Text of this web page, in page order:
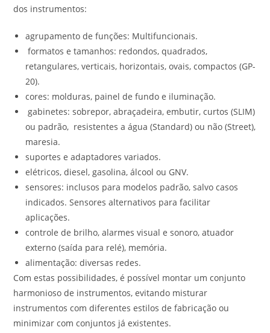
dos instrumentos:
agrupamento de funções: Multifuncionais.
formatos e tamanhos: redondos, quadrados,
retangulares, verticais, horizontais, ovais, compactos (GP-
20).
cores: molduras, painel de fundo e iluminação.
gabinetes: sobrepor, abraçadeira, embutir, curtos (SLIM)
ou padrão, resistentes a água (Standard) ou não (Street),
maresia.
suportes e adaptadores variados.
elétricos, diesel, gasolina, álcool ou GNV.
sensores: inclusos para modelos padrão, salvo casos
indicados. Sensores alternativos para facilitar
aplicações.
controle de brilho, alarmes visual e sonoro, atuador
externo (saída para relé), memória.
alimentação: diversas redes.
Com estas possibilidades, é possível montar um conjunto
harmonioso de instrumentos, evitando misturar
instrumentos com diferentes estilos de fabricação ou
minimizar com conjuntos já existentes.